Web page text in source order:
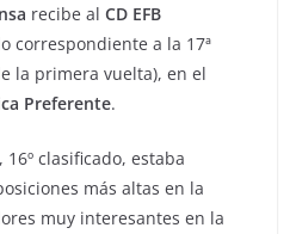
recibe al CD EFB
correspondiente a la 17ª
la primera vuelta), en el
Preferente.
clasificado, estaba
más altas en la
muy interesantes en la